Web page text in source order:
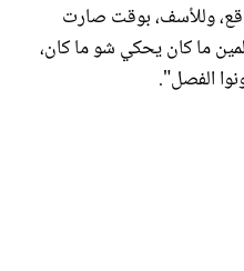
‏وللأسف، بوقت صارت
ما كان يحكي شو ما كان،
الفصل".